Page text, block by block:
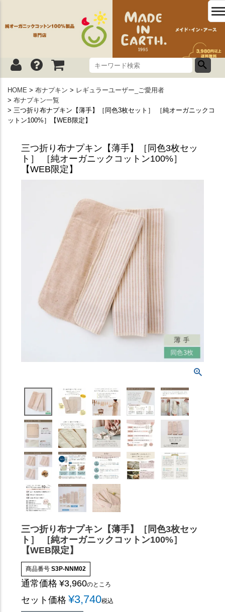
HOME 布ナプキン
レギュラーユーザー_ご愛用者
布ナプキン一覧
三つ折り布ナプキン【薄手】［同色3枚セット］ ［純オーガニックコ
ットン100%］【WEB限定】
三つ折り布ナプキン【薄手】［同色3枚セッ
ト］ ［純オーガニックコットン100%］
【WEB限定】
三つ折り布ナプキン【薄手】［同色3枚セッ
ト］ ［純オーガニックコットン100%］
【WEB限定】
商品番号 S3P-NNM02
通常価格 ¥3,960のところ
セット価格 ¥3,740税込